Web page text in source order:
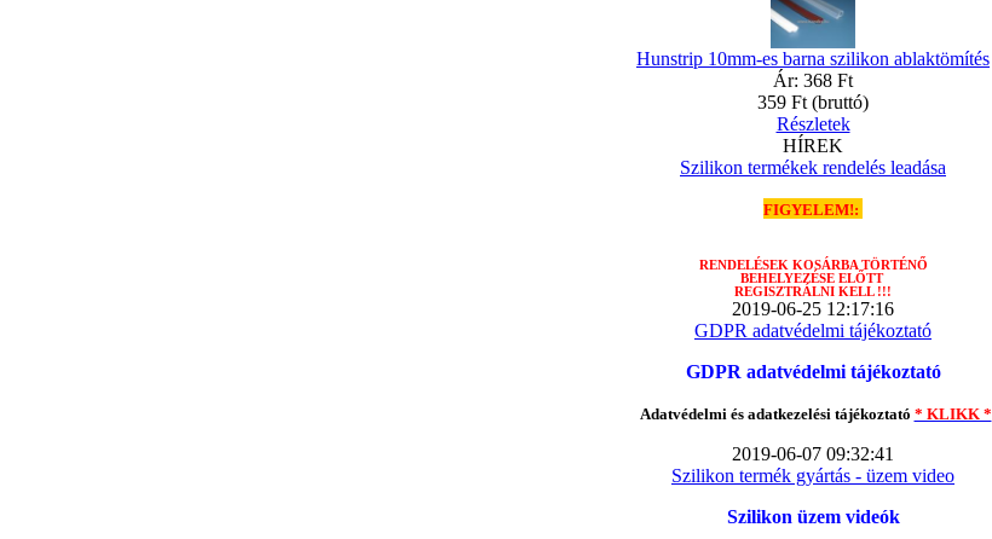
Hunstrip 10mm-es barna szilikon ablaktömítés
Ár: 368 Ft
359 Ft (bruttó)
Részletek
HÍREK
Szilikon termékek rendelés leadása
FIGYELEM!:
RENDELÉSEK KOSÁRBA TÖRTÉNŐ
BEHELYEZÉSE ELŐTT
REGISZTRÁLNI KELL !!!
2019-06-25 12:17:16
GDPR adatvédelmi tájékoztató
GDPR adatvédelmi tájékoztató
Adatvédelmi és adatkezelési tájékoztató * KLIKK *
2019-06-07 09:32:41
Szilikon termék gyártás - üzem video
Szilikon üzem videók